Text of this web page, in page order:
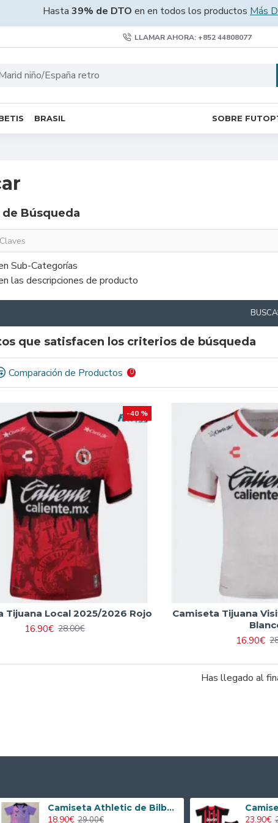
Hasta 39% de DTO en en todos los productos Más
LLAMAR AHORA: +852 44808077
BRASIL SOBRE
Búsqueda
Sub-Categorías
las descripciones de producto
que satisfacen los criterios de búsqueda
Comparación de Productos 0
-40 %
Tijuana Local 2025/2026 Rojo
16.90€ 28.00€
Camiseta Tijuana
16.90€
Has llegado al
Camiseta Athletic de Bilbao 2024/2025 Alternativo Niño Kit
18.90€ 29.00€ 23.90€